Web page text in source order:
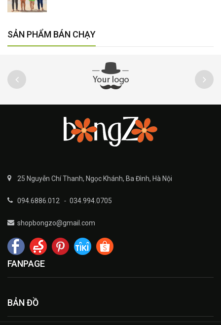
SẢN PHẨM BÁN CHẠY
25 Nguyễn Chí Thanh, Ngọc Khánh, Ba Đình, Hà Nội
094.6886.012 - 034.994.0705
shopbongzo@gmail.com
FANPAGE
BẢN ĐỒ